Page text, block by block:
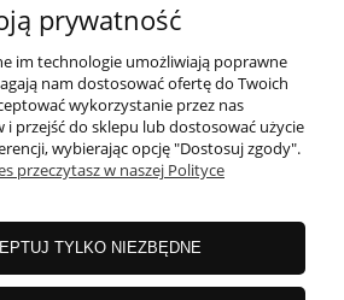
POMOC
MOJE KONTO
I DOSTAWA
prywatność
im technologie umożliwiają poprawne
nam dostosować ofertę do Twoich
wykorzystanie przez nas
przejść do sklepu lub dostosować użycie
wybierając opcję "Dostosuj zgody".
przeczytasz w naszej Polityce
TYLKO NIEZBĘDNE